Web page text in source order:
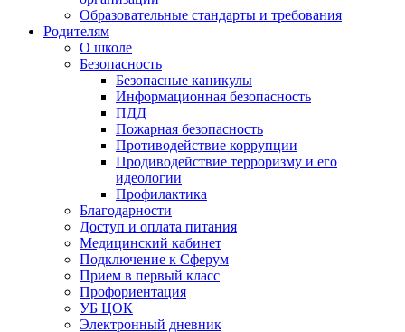
Образовательные стандарты и требования
Родителям
О школе
Безопасность
Безопасные каникулы
Информационная безопасность
ПДД
Пожарная безопасность
Противодействие коррупции
Продиводействие терроризму и его
идеологии
Профилактика
Благодарности
Доступ и оплата питания
Медицинский кабинет
Подключение к Сферум
Прием в первый класс
Профориентация
УБ ЦОК
Электронный дневник